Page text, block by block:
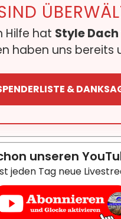
Hilfe hat Style Dach
haben uns bereits
&
unseren
jeden Tag neue